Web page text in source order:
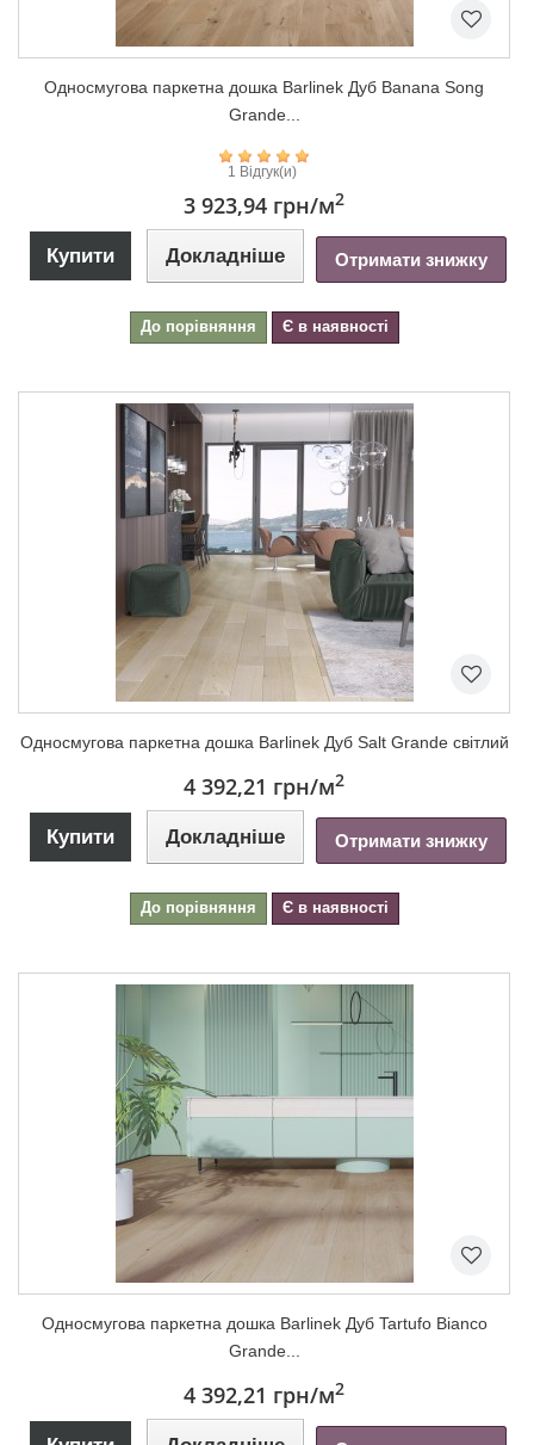
Односмугова паркетна дошка Barlinek Дуб Banana Song
Grande...
1 Відгук(и)
3 923,94 грн/м2
Купити Докладніше Отримати знижку
До порівняння Є в наявності
Односмугова паркетна дошка Barlinek Дуб Salt Grande світлий
4 392,21 грн/м2
Купити Докладніше Отримати знижку
До порівняння Є в наявності
Односмугова паркетна дошка Barlinek Дуб Tartufo Bianco
Grande...
4 392,21 грн/м2